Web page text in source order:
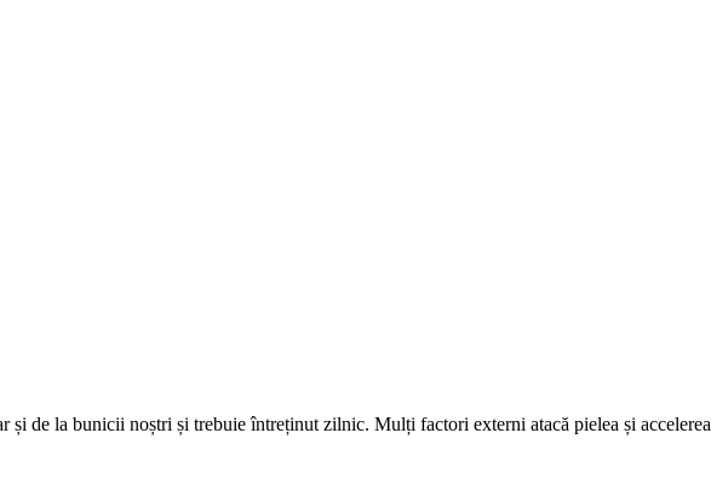
de la bunicii noștri și trebuie întreținut zilnic. Mulți factori externi atacă pielea și